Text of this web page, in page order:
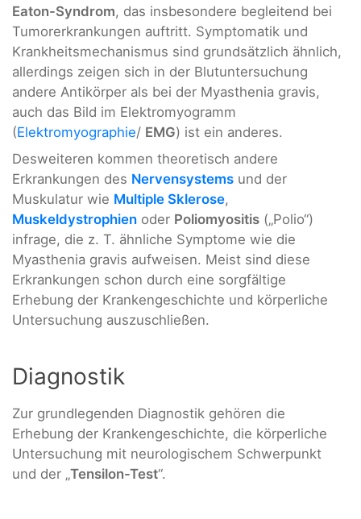
Eaton-Syndrom, das insbesondere begleitend bei
Tumorerkrankungen auftritt. Symptomatik und
Krankheitsmechanismus sind grundsätzlich ähnlich,
allerdings zeigen sich in der Blutuntersuchung
andere Antikörper als bei der Myasthenia gravis,
auch das Bild im Elektromyogramm
(Elektromyographie/ EMG) ist ein anderes.
Desweiteren kommen theoretisch andere
Erkrankungen des Nervensystems und der
Muskulatur wie Multiple Sklerose,
Muskeldystrophien oder Poliomyositis („Polio“)
infrage, die z. T. ähnliche Symptome wie die
Myasthenia gravis aufweisen. Meist sind diese
Erkrankungen schon durch eine sorgfältige
Erhebung der Krankengeschichte und körperliche
Untersuchung auszuschließen.
Diagnostik
Zur grundlegenden Diagnostik gehören die
Erhebung der Krankengeschichte, die körperliche
Untersuchung mit neurologischem Schwerpunkt
und der „Tensilon-Test“.